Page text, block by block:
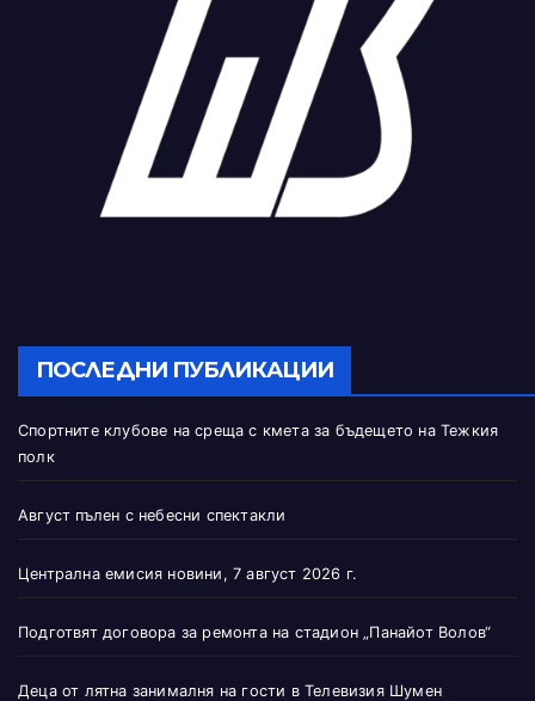
ПОСЛЕДНИ ПУБЛИКАЦИИ
Спортните клубове на среща с кмета за бъдещето на Тежкия
полк
Август пълен с небесни спектакли
Централна емисия новини, 7 август 2026 г.
Подготвят договора за ремонта на стадион „Панайот Волов“
Деца от лятна занималня на гости в Телевизия Шумен